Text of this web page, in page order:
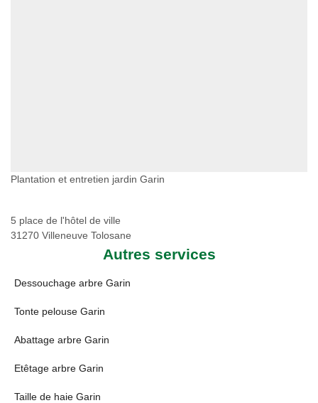
Plantation et entretien jardin Garin
5 place de l'hôtel de ville
31270 Villeneuve Tolosane
Autres services
Dessouchage arbre Garin
Tonte pelouse Garin
Abattage arbre Garin
Etêtage arbre Garin
Taille de haie Garin